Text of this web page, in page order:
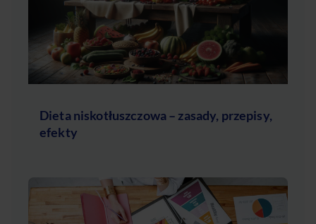
Dieta niskotłuszczowa – zasady, przepisy,
efekty